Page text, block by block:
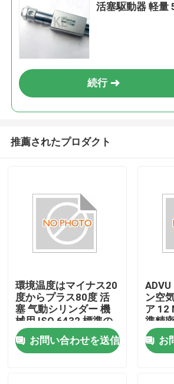
家へ
活塞駆動器 軽量
続行
推薦されたプロダクト
環境温度はマイナス20
度からプラス80度 活
塞 气動シリンダー 機
械用 ISO 6432 標準の
双作用気圧装置
お問い合わせを送信
ン空
ア 12
準精
メー
ョンお